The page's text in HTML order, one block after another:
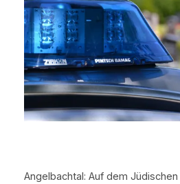
Angelbachtal: Auf dem